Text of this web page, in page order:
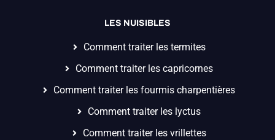
LES NUISIBLES
Comment traiter les termites
Comment traiter les capricornes
Comment traiter les fourmis charpentières
Comment traiter les lyctus
Comment traiter les vrillettes